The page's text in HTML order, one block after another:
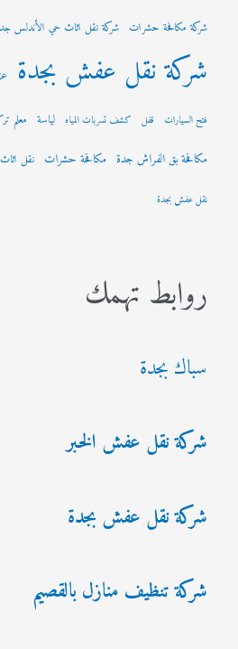
شركة مكافحة حشرات شركة نقل اثاث حي الأندلس
شركة نقل عفش بجدة
فتح السيارات قفل كشف تسربات المياه لياسة معلم
مكافحة بق الفراش جدة مكافحة حشرات نقل
نقل عفش بجدة
روابط تهمك
سباك بجدة
شركة نقل عفش الخبر
شركة نقل عفش بجدة
شركة تنظيف منازل بالقصيم